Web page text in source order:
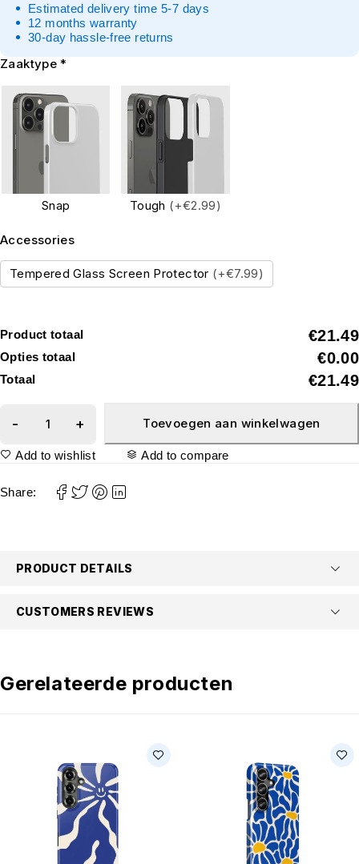
Estimated delivery time 5-7 days
12 months warranty
30-day hassle-free returns
Zaaktype *
Snap Tough (+€2.99)
Accessories
Tempered Glass Screen Protector (+€7.99)
Product totaal €21.49
Opties totaal €0.00
Totaal €21.49
Toevoegen aan winkelwagen
Add to wishlist Add to compare
Share:
PRODUCT DETAILS
CUSTOMERS REVIEWS
Gerelateerde producten